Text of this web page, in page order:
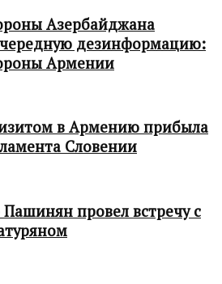
Азербайджана
дезинформацию:
Армении
в Армению прибыла
Словении
провел встречу с